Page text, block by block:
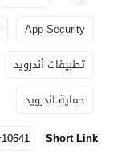
App Security
تطبيقات أندرويد
حماية اندرويد
Short Link